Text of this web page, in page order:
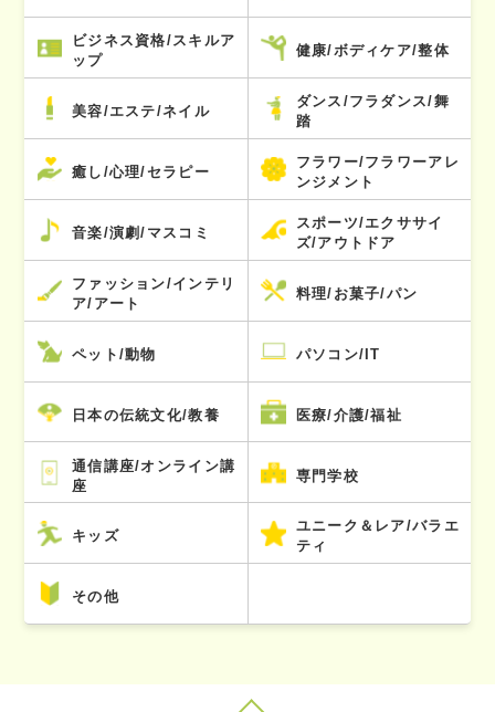
ビジネス資格/スキルア
ップ
健康/ボディケア/整体
美容/エステ/ネイル
ダンス/フラダンス/舞
踏
癒し/心理/セラピー
フラワー/フラワーアレ
ンジメント
音楽/演劇/マスコミ
スポーツ/エクササイ
ズ/アウトドア
ファッション/インテリ
ア/アート
料理/お菓子/パン
ペット/動物 パソコン/IT
日本の伝統文化/教養 医療/介護/福祉
通信講座/オンライン講
座
専門学校
キッズ
ユニーク＆レア/バラエ
ティ
その他